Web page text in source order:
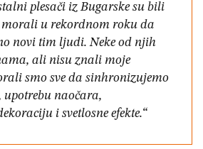
plesači iz Bugarske su bili
morali u rekordnom roku da
novi tim ljudi. Neke od njih
ali nisu znali moje
smo sve da sinhronizujemo
upotrebu naočara,
i svetlosne efekte.“